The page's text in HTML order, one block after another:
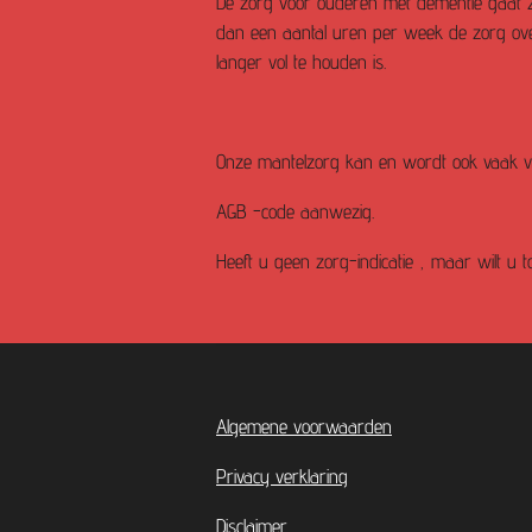
dan een aantal uren per week de zorg
langer vol te houden is.
Onze mantelzorg kan en wordt ook vaak
AGB -code aanwezig.
Heeft u geen zorg-indicatie , maar wilt u
Algemene voorwaarden
Privacy verklaring
Disclaimer